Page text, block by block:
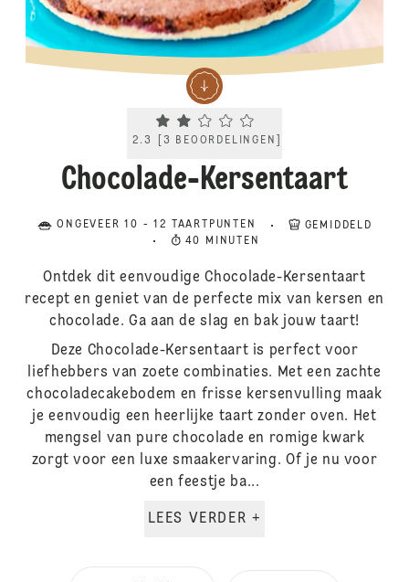
Current rating 2.3. Click to rate.
2.3 3 BEOORDELINGEN
Chocolade-Kersentaart
ONGEVEER 10 - 12 TAARTPUNTEN
GEMIDDELD
40 MINUTEN
Ontdek dit eenvoudige Chocolade-Kersentaart
recept en geniet van de perfecte mix van kersen en
chocolade. Ga aan de slag en bak jouw taart!
Deze Chocolade-Kersentaart is perfect voor
liefhebbers van zoete combinaties. Met een zachte
chocoladecakebodem en frisse kersenvulling maak
je eenvoudig een heerlijke taart zonder oven. Het
mengsel van pure chocolade en romige kwark
zorgt voor een luxe smaakervaring. Of je nu voor
een feestje ba...
LEES VERDER +